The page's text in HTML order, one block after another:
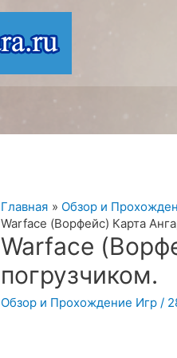
Главная
Обзор и
Warface (Ворфейс) Карта
Warface
погрузчиком.
Обзор и Прохождение Игр /